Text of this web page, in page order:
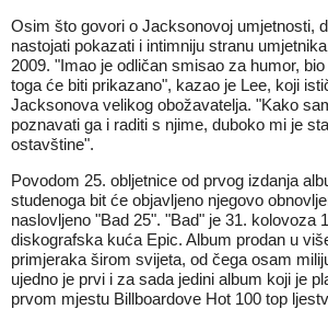
Osim što govori o Jacksonovoj umjetnosti,
nastojati pokazati i intimniju stranu
2009. "Imao je odličan smisao za humor,
toga će biti prikazano", kazao je Lee, koji
Jacksonova velikog obožavatelja. "Kako
poznavati ga i raditi s njime, duboko mi je
ostavštine".
Povodom 25. obljetnice od prvog izdanja
studenoga bit će objavljeno njegovo
naslovljeno "Bad 25". "Bad" je 31. kolovoza
diskografska kuća Epic. Album prodan u
primjeraka širom svijeta, od čega osam
ujedno je prvi i za sada jedini album koji je
prvom mjestu Billboardove Hot 100 top